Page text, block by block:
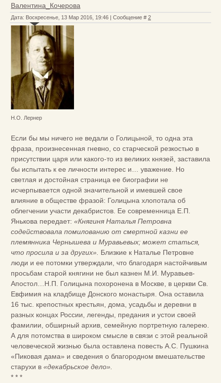
Валентина_Кочерова
Дата: Воскресенье, 13 Мар 2016, 19:46 | Сообщение # 2
Н.О. Лернер
Если бы мы ничего не ведали о Голицыной, то одна эта
фраза, произнесенная гневно, со старческой резкостью в
присутствии царя или какого-то из великих князей, заставила
бы испытать к ее личности интерес и… уважение. Но
светлая и достойная страница ее биографии не
исчерпывается одной значительной и имевшей свое
влияние в обществе фразой: Голицына хлопотала об
облегчении участи декабристов. Ее современница Е.П.
Янькова передает: «Княгиня Наталья Петровна
содействовала помилованию от смертной казни ее
племянника Чернышева и Муравьевых; может статься,
что просила и за других».
Близкие к Наталье Петровне
люди и ее потомки утверждали, что благодаря настойчивым
просьбам старой княгини не был казнен М.И. Муравьев-
Апостол…Н.П. Голицына похоронена в Москве, в церкви Св.
Евфимия на кладбище Донского монастыря. Она оставила
16 тыс. крепостных крестьян, дома, усадьбы и деревни в
разных концах России, легенды, предания и устои своей
фамилии, обширный архив, семейную портретную галерею.
А для потомства в широком смысле в связи с этой реальной
человеческой жизнью была оставлена повесть А.С. Пушкина
«Пиковая дама» и сведения о благородном вмешательстве
старухи в «декабрьское дело».
* * *